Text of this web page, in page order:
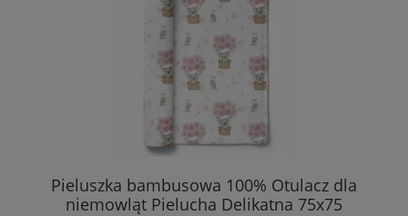
Pieluszka bambusowa 100% Otulacz dla
niemowląt Pielucha Delikatna 75x75